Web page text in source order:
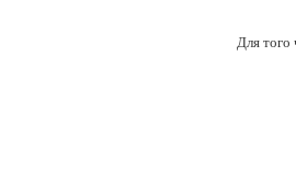
Для того